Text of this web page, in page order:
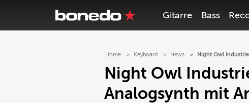
Gitarre Bass
Home Keyboard News Night Owl
Night Owl
Analogsynth mit